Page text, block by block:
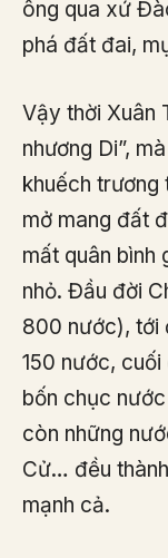
ông qua xứ
phá đất đai,
Vậy thời Xuân
nhương Di”,
khuếch trương
mở mang đất
mất quân bình
nhỏ. Đầu đời
800 nước), tới
150 nước,
bốn chục
còn những
Cử… đều
mạnh cả.